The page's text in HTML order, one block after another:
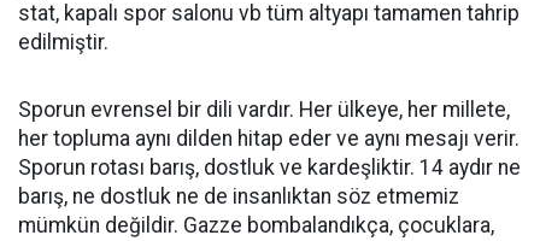
stat, kapalı spor salonu vb tüm altyapı tamamen tahrip
edilmiştir.
Sporun evrensel bir dili vardır. Her ülkeye, her millete,
her topluma aynı dilden hitap eder ve aynı mesajı verir.
Sporun rotası barış, dostluk ve kardeşliktir. 14 aydır ne
barış, ne dostluk ne de insanlıktan söz etmemiz
mümkün değildir. Gazze bombalandıkça, çocuklara,